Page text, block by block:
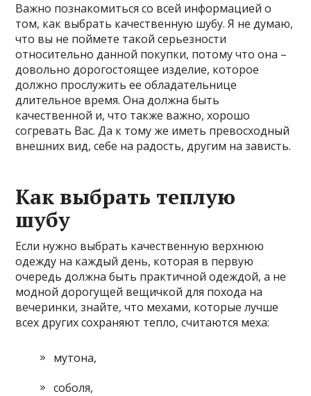
Важно познакомиться со всей информацией о
том, как выбрать качественную шубу. Я не думаю,
что вы не поймете такой серьезности
относительно данной покупки, потому что она –
довольно дорогостоящее изделие, которое
должно прослужить ее обладательнице
длительное время. Она должна быть
качественной и, что также важно, хорошо
согревать Вас. Да к тому же иметь превосходный
внешних вид, себе на радость, другим на зависть.
Как выбрать теплую
шубу
Если нужно выбрать качественную верхнюю
одежду на каждый день, которая в первую
очередь должна быть практичной одеждой, а не
модной дорогущей вещичкой для похода на
вечеринки, знайте, что мехами, которые лучше
всех других сохраняют тепло, считаются меха:
мутона,
соболя,